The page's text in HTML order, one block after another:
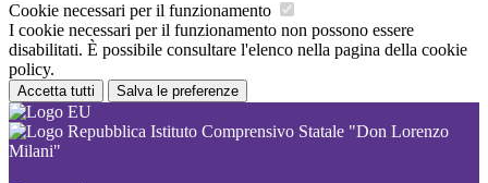
Cookie necessari per il funzionamento
I cookie necessari per il funzionamento non possono essere
disabilitati. È possibile consultare l'elenco nella pagina della cookie
policy.
Accetta tutti Salva le preferenze
Istituto Comprensivo Statale "Don Lorenzo
Milani"